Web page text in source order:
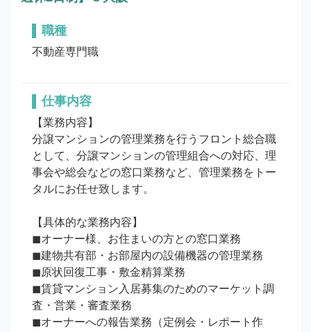
職種
不動産専門職
仕事内容
【業務内容】
分譲マンションの管理業務を行うフロント総合職
として、分譲マンションの管理組合への対応、理
事会や総会などの窓口業務など、管理業務をトー
タルにお任せ致します。
【具体的な業務内容】
◼︎オーナー様、お住まいの方との窓口業務
◼︎建物共有部・お部屋内の設備機器の管理業務
◼︎原状回復工事・敷金精算業務
◼︎賃貸マンション入居募集のためのマーケット調
査・営業・審査業務
◼︎オーナーへの報告業務（定例会・レポート作